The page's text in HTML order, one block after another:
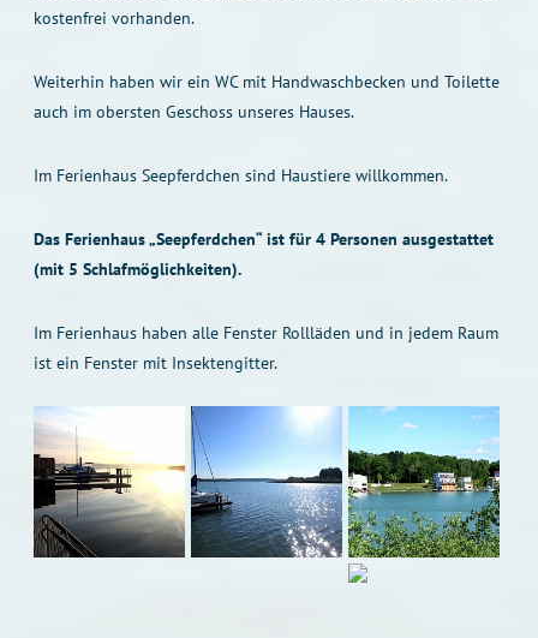
kostenfrei vorhanden.
Weiterhin haben wir ein WC mit Handwaschbecken und Toilette
auch im obersten Geschoss unseres Hauses.
Im Ferienhaus Seepferdchen sind Haustiere willkommen.
Das Ferienhaus „Seepferdchen“ ist für 4 Personen ausgestattet
(mit 5 Schlafmöglichkeiten).
Im Ferienhaus haben alle Fenster Rollläden und in jedem Raum
ist ein Fenster mit Insektengitter.